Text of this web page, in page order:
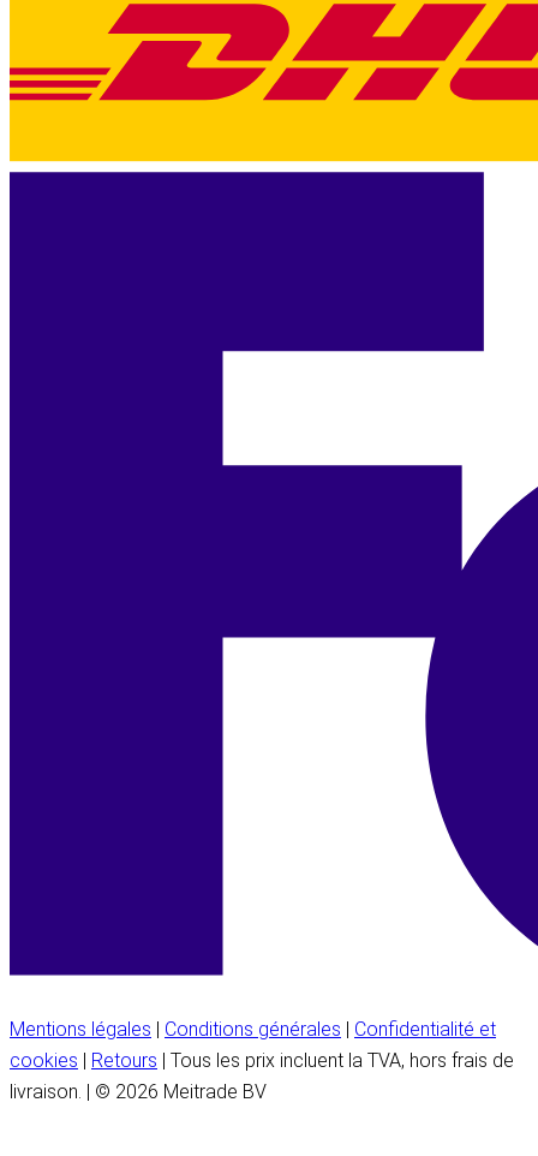
Mentions légales | Conditions générales | Confidentialité et
cookies | Retours | Tous les prix incluent la TVA, hors frais de
livraison. | © 2026 Meitrade BV